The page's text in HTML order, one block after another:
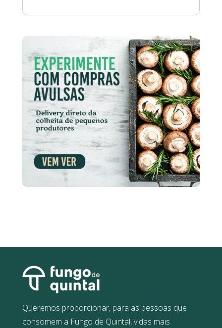
Queremos proporcionar, para as pessoas que
consomem a Fungo de Quintal, vidas mais